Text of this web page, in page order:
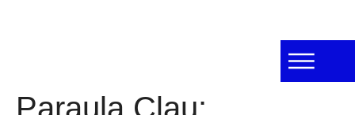
Paraula Clau: